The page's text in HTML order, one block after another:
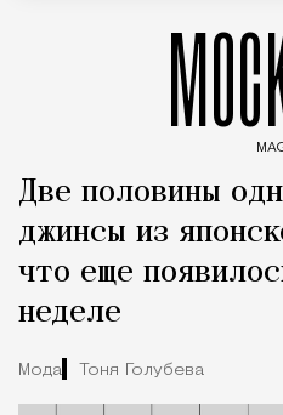
Две половины
джинсы из
что еще
неделе
Мода Тоня Голубева